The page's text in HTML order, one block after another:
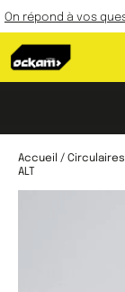
On répond à vos
Accueil / Circulaires
ALT